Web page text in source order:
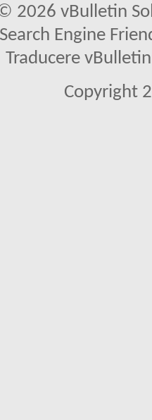
2026 vBulletin
Search Engine
Traducere
Copyright